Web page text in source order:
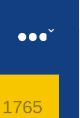
1765